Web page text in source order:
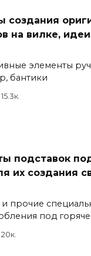
создания
на вилке,
элементы
бантики
15.3к.
подставок
их создания
прочие
под
20к.